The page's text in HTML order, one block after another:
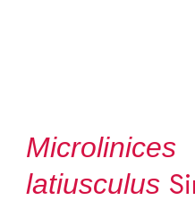
Microlinices
latiusculus